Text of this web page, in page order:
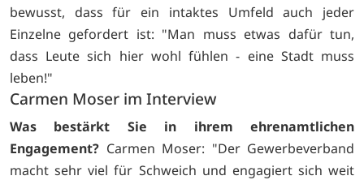
bewusst, dass für ein intaktes Umfeld auch jeder
Einzelne gefordert ist: "Man muss etwas dafür tun,
dass Leute sich hier wohl fühlen - eine Stadt muss
leben!"
Carmen Moser im Interview
Was bestärkt Sie in ihrem ehrenamtlichen
Engagement? Carmen Moser: "Der Gewerbeverband
macht sehr viel für Schweich und engagiert sich weit